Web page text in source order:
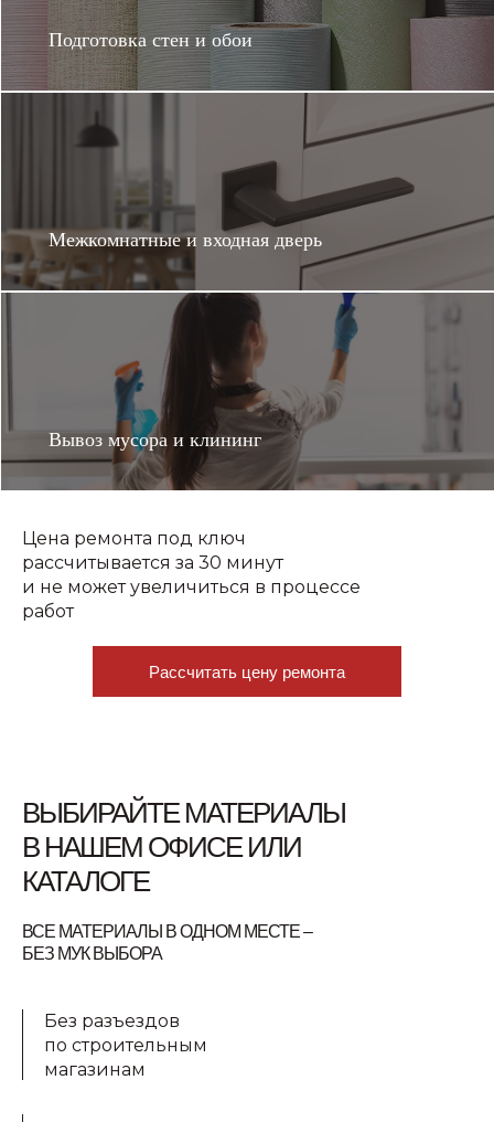
Подготовка стен и обои
Межкомнатные и входная дверь
Вывоз мусора и клининг
Рассчитать цену ремонта
Цена ремонта под ключ
рассчитывается за 30 минут
и не может увеличиться в процессе
работ
ВСЕ МАТЕРИАЛЫ В ОДНОМ МЕСТЕ –
БЕЗ МУК ВЫБОРА
ВЫБИРАЙТЕ МАТЕРИАЛЫ
В НАШЕМ ОФИСЕ ИЛИ
КАТАЛОГЕ
Без разъездов
по строительным
магазинам